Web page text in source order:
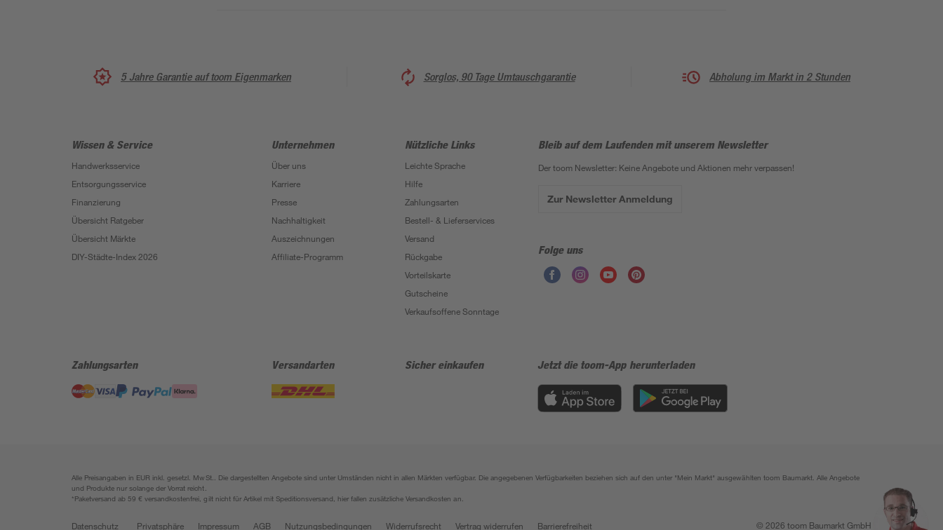
5 Jahre Garantie auf toom Eigenmarken Sorglos, 90 Tage Umtauschgarantie Abholung im Markt in 2 Stunden
Wissen & Service
Handwerksservice
Entsorgungsservice
Finanzierung
Übersicht Ratgeber
Übersicht Märkte
DIY-Städte-Index 2026
Unternehmen
Über uns
Karriere
Presse
Nachhaltigkeit
Auszeichnungen
Affiliate-Programm
Nützliche Links
Leichte Sprache
Hilfe
Zahlungsarten
Bestell- & Lieferservices
Versand
Rückgabe
Vorteilskarte
Gutscheine
Verkaufsoffene Sonntage
Bleib auf dem Laufenden mit unserem Newsletter
Der toom Newsletter: Keine Angebote und Aktionen mehr verpassen!
Zur Newsletter Anmeldung
Folge uns
Zahlungsarten Versandarten Sicher einkaufen Jetzt die toom-App herunterladen
Alle Preisangaben in EUR inkl. gesetzl. MwSt.. Die dargestellten Angebote sind unter Umständen nicht in allen Märkten verfügbar. Die angegebenen Verfügbarkeiten beziehen sich auf den unter "Mein Markt" ausgewählten toom Baumarkt. Alle Angebote
und Produkte nur solange der Vorrat reicht.
*Paketversand ab 59 € versandkostenfrei, gilt nicht für Artikel mit Speditionsversand, hier fallen zusätzliche Versandkosten an.
Datenschutz Privatsphäre Impressum AGB Nutzungsbedingungen Widerrufsrecht Vertrag widerrufen Barrierefreiheit © 2026 toom Baumarkt GmbH